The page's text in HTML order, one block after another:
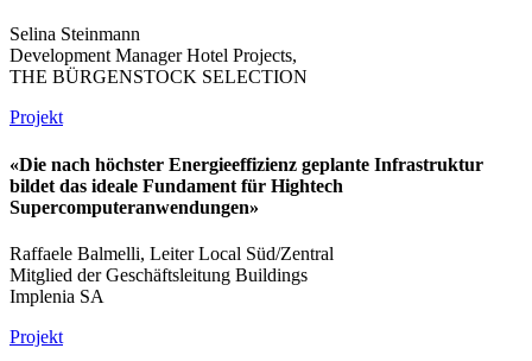
Selina Steinmann
Development Manager Hotel Projects,
THE BÜRGENSTOCK SELECTION
Projekt
«Die nach höchster Energieeffizienz geplante Infrastruktur
bildet das ideale Fundament für Hightech
Supercomputeranwendungen»
Raffaele Balmelli, Leiter Local Süd/Zentral
Mitglied der Geschäftsleitung Buildings
Implenia SA
Projekt